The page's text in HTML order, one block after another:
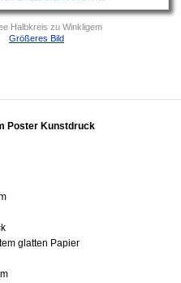
Halbkreis zu Winkligem
Größeres Bild
Poster Kunstdruck
glatten Papier